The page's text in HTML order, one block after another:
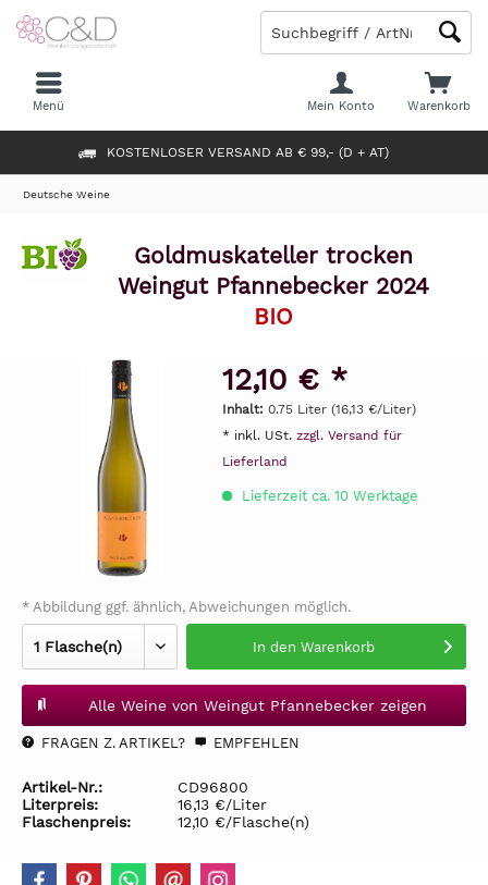
KOSTENLOSER VERSAND AB € 99,- (D + AT)
Warenkorb
Mein Konto
Menü
Deutsche Weine
Goldmuskateller trocken
Weingut Pfannebecker 2024
BIO
12,10 € *
Inhalt: 0.75 Liter (16,13 €/Liter)
* inkl. USt. zzgl. Versand für
Lieferland
Lieferzeit ca. 10 Werktage
* Abbildung ggf. ähnlich, Abweichungen möglich.
In den Warenkorb
Alle Weine von Weingut Pfannebecker zeigen
FRAGEN Z. ARTIKEL? EMPFEHLEN
Artikel-Nr.:
CD96800
Literpreis:
16,13 €/Liter
Flaschenpreis:
12,10 €/Flasche(n)